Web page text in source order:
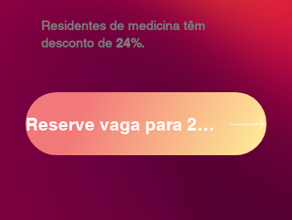
Residentes de medicina têm
desconto de 24%.
Reserve vaga para 2026